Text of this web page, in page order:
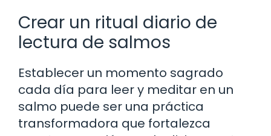
Crear un ritual diario de
lectura de salmos
Establecer un momento sagrado
cada día para leer y meditar en un
salmo puede ser una práctica
transformadora que fortalezca